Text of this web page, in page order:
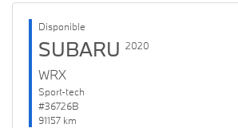
Disponible
SUBARU 2020
WRX
Sport-tech
#36726B
91157 km